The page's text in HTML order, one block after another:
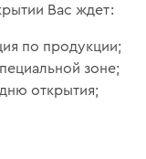
Вас ждет:
по продукции;
зоне;
открытия;